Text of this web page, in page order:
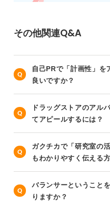
その他関連Q&A
自己PRで「計画性」を
良いですか？
ドラッグストアのアル
てアピールするには？
ガクチカで「研究室の
もわかりやすく伝える
バランサーということ
りますか？